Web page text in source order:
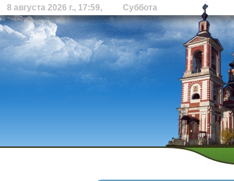
8 августа 2026 г., 17:59, Суббота